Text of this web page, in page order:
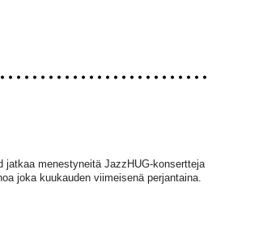
menestyneitä JazzHUG-konsertteja
joka kuukauden viimeisenä perjantaina.